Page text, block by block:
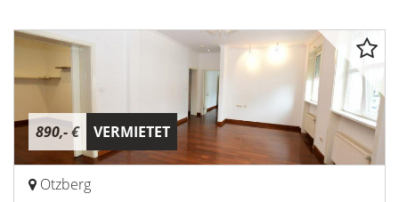
890,- € VERMIETET
Otzberg